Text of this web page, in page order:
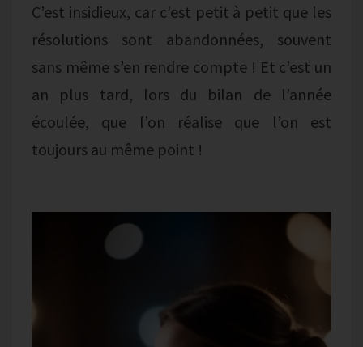
C’est insidieux, car c’est petit à petit que les
résolutions sont abandonnées, souvent
sans même s’en rendre compte ! Et c’est un
an plus tard, lors du bilan de l’année
écoulée, que l’on réalise que l’on est
toujours au même point !